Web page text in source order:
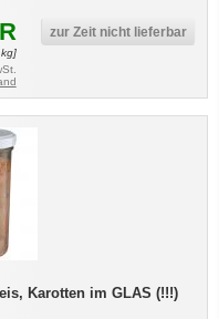
zur Zeit nicht lieferbar
Karotten im GLAS (!!!)